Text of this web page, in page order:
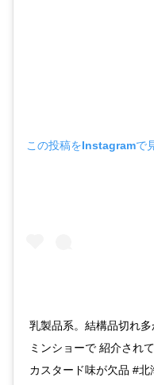
この投稿をInstagramで
乳製品系。結構品切れ
ミンショーで 紹介され
カスタード味が欠品 #